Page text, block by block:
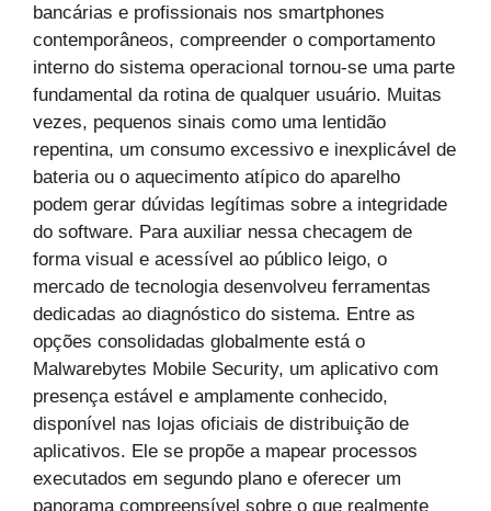
bancárias e profissionais nos smartphones
contemporâneos, compreender o comportamento
interno do sistema operacional tornou-se uma parte
fundamental da rotina de qualquer usuário. Muitas
vezes, pequenos sinais como uma lentidão
repentina, um consumo excessivo e inexplicável de
bateria ou o aquecimento atípico do aparelho
podem gerar dúvidas legítimas sobre a integridade
do software. Para auxiliar nessa checagem de
forma visual e acessível ao público leigo, o
mercado de tecnologia desenvolveu ferramentas
dedicadas ao diagnóstico do sistema. Entre as
opções consolidadas globalmente está o
Malwarebytes Mobile Security, um aplicativo com
presença estável e amplamente conhecido,
disponível nas lojas oficiais de distribuição de
aplicativos. Ele se propõe a mapear processos
executados em segundo plano e oferecer um
panorama compreensível sobre o que realmente